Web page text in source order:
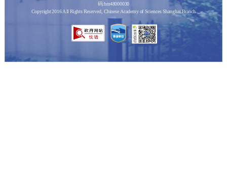
码:bm48000030
Copyright 2016 All Rights Reserved, Chinese Academy of Sciences Shanghai Branch